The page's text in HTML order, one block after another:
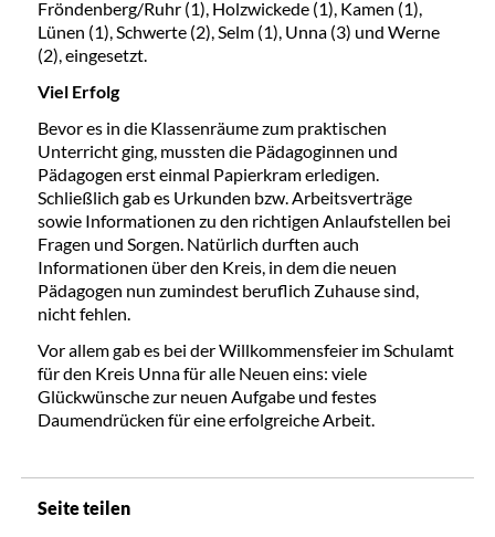
Fröndenberg/Ruhr (1), Holzwickede (1), Kamen (1),
Lünen (1), Schwerte (2), Selm (1), Unna (3) und Werne
(2), eingesetzt.
Viel Erfolg
Bevor es in die Klassenräume zum praktischen
Unterricht ging, mussten die Pädagoginnen und
Pädagogen erst einmal Papierkram erledigen.
Schließlich gab es Urkunden bzw. Arbeitsverträge
sowie Informationen zu den richtigen Anlaufstellen bei
Fragen und Sorgen. Natürlich durften auch
Informationen über den Kreis, in dem die neuen
Pädagogen nun zumindest beruflich Zuhause sind,
nicht fehlen.
Vor allem gab es bei der Willkommensfeier im Schulamt
für den Kreis Unna für alle Neuen eins: viele
Glückwünsche zur neuen Aufgabe und festes
Daumendrücken für eine erfolgreiche Arbeit.
Seite teilen